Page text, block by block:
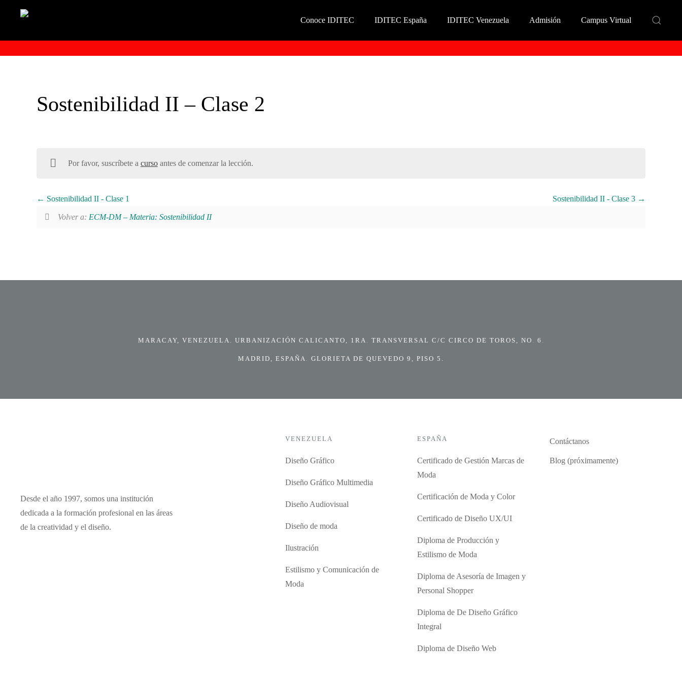
Conoce IDITEC IDITEC España IDITEC Venezuela Admisión Campus Virtual
Sostenibilidad II – Clase 2
Por favor, suscríbete a cursoantes de comenzar la lección.
Sostenibilidad II - Clase 1 Sostenibilidad II - Clase 3
Volver a: ECM-DM – Materia: Sostenibilidad II
MARACAY, VENEZUELA. URBANIZACIÓN CALICANTO, 1RA. TRANSVERSAL C/C CIRCO DE TOROS, NO. 6.
MADRID, ESPAÑA. GLORIETA DE QUEVEDO 9, PISO 5.
Desde el año 1997, somos una institución
dedicada a la formación profesional en las áreas
de la creatividad y el diseño.
VENEZUELA
Diseño Gráfico
Diseño Gráfico Multimedia
Diseño Audiovisual
Diseño de moda
Ilustración
Estilismo y Comunicación de
Moda
ESPAÑA
Certificado de Gestión Marcas de
Moda
Certificación de Moda y Color
Certificado de Diseño UX/UI
Diploma de Producción y
Estilismo de Moda
Diploma de Asesoría de Imagen y
Personal Shopper
Diploma de De Diseño Gráfico
Integral
Diploma de Diseño Web
Contáctanos
Blog (próximamente)